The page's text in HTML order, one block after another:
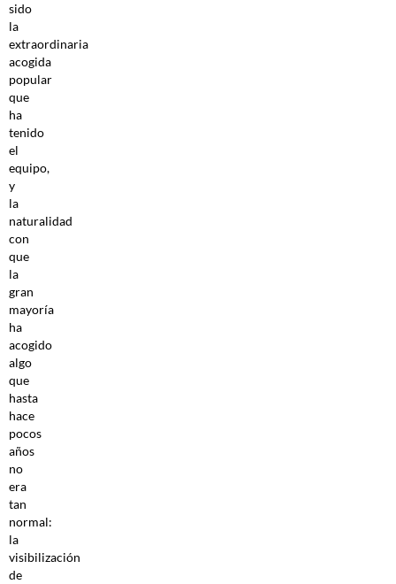
sido
la
extraordinaria
acogida
popular
que
ha
tenido
el
equipo,
y
la
naturalidad
con
que
la
gran
mayoría
ha
acogido
algo
que
hasta
hace
pocos
años
no
era
tan
normal:
la
visibilización
de